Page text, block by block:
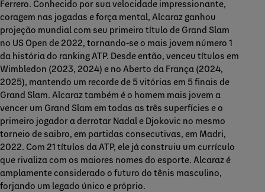
Ferrero. Conhecido por sua velocidade impressionante,
coragem nas jogadas e força mental, Alcaraz ganhou
projeção mundial com seu primeiro título de Grand Slam
no US Open de 2022, tornando-se o mais jovem número 1
da história do ranking ATP. Desde então, venceu títulos em
Wimbledon (2023, 2024) e no Aberto da França (2024,
2025), mantendo um recorde de 5 vitórias em 5 finais de
Grand Slam. Alcaraz também é o homem mais jovem a
vencer um Grand Slam em todas as três superfícies e o
primeiro jogador a derrotar Nadal e Djokovic no mesmo
torneio de saibro, em partidas consecutivas, em Madri,
2022. Com 21 títulos da ATP, ele já construiu um currículo
que rivaliza com os maiores nomes do esporte. Alcaraz é
amplamente considerado o futuro do tênis masculino,
forjando um legado único e próprio.